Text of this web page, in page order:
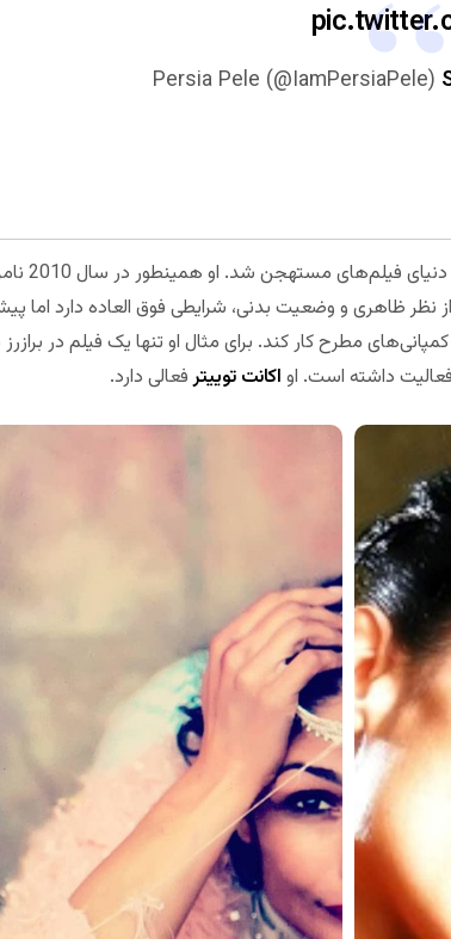
نظر ظاهری و وضعیت بدنی، شرایطی فوق العاده‌ دارد
مطرح کار کند. برای مثال او تنها یک فیلم در
داشته است. او اکانت توییترفعالی دارد.